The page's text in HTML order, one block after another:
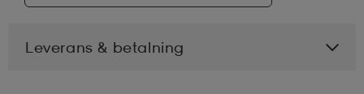
Leverans & betalning